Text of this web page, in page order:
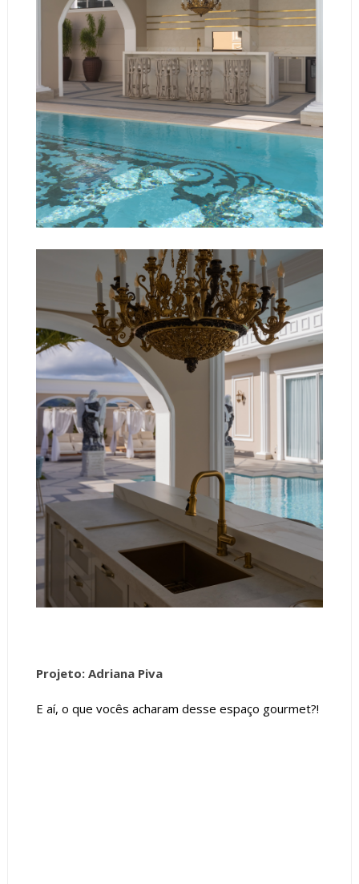
Projeto: Adriana Piva
E aí, o que vocês acharam desse espaço gourmet?!